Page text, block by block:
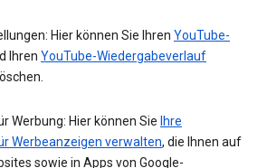
Hier können Sie Ihren YouTube-
Ihren YouTube-Wiedergabeverlauf
Werbung: Hier können Sie Ihre
Werbeanzeigen verwalten, die Ihnen auf
sowie in Apps von Google-